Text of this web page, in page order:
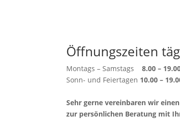
Öffnungszeiten
Montags – Samstags8.00 –
Sonn- und Feiertagen 10.00 –
Sehr gerne vereinbaren wir
zur persönlichen Beratung mit